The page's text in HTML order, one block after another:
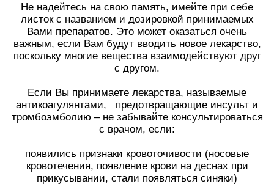
Не надейтесь на свою память, имейте при себе
листок с названием и дозировкой принимаемых
Вами препаратов. Это может оказаться очень
важным, если Вам будут вводить новое лекарство,
поскольку многие вещества взаимодействуют друг
с другом.
Если Вы принимаете лекарства, называемые
антикоагулянтами, предотвращающие инсульт и
тромбоэмболию – не забывайте консультироваться
с врачом, если:
появились признаки кровоточивости (носовые
кровотечения, появление крови на деснах при
прикусывании, стали появляться синяки)